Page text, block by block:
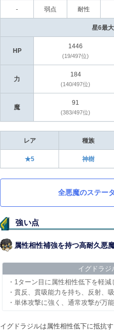
‐ 弱点 耐性
星6最
HP
1446
(19/497位)
力
184
(140/497位)
魔
91
(383/497位)
レア 種族
★5 神樹
全悪魔のステー
強い点
属性相性補強を持つ高耐久悪
イグドラジ
・1ターン目に属性相性低下を軽
・貫反、貫吸能力を持ち、反射、
・単体攻撃に強く、通常攻撃が万
イグドラジルは属性相性低下に抵抗